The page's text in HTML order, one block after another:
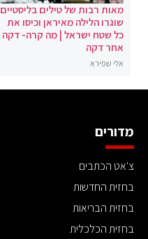
מאות רבות של טילים בליסטיים
שוגרו הלילה מאיראן וכיסו את
כל שטח ישראל | מה קרה- דקה
אחר דקה
אלי שפירא
מדורים
צ'אט הכתבים
בחזית החדשות
בחזית הבריאות
בחזית הכלכלית